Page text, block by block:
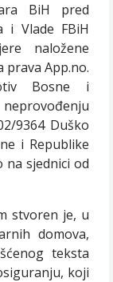
BiH pred
i Vlade FBiH
naložene
prava App.no.
Bosne i
9364 Duško
i Republike
na sjednici od
stvoren je, u
domova,
teksta
koji